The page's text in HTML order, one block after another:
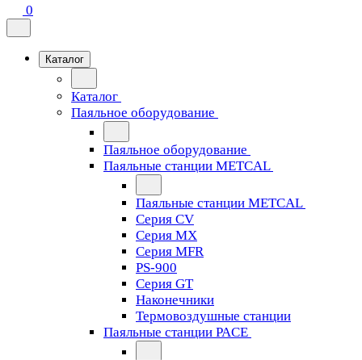
0
Каталог
Каталог
Паяльное оборудование
Паяльное оборудование
Паяльные станции METCAL
Паяльные станции METCAL
Серия CV
Серия MX
Серия MFR
PS-900
Серия GT
Наконечники
Термовоздушные станции
Паяльные станции PACE